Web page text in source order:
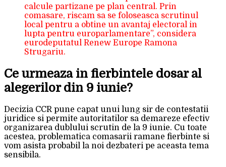
calcule partizane pe plan central. Prin
comasare, riscam sa se foloseasca scrutinul
local pentru a obtine un avantaj electoral in
lupta pentru europarlamentare”, considera
eurodeputatul Renew Europe Ramona
Strugariu.
Ce urmeaza in fierbintele dosar al
alegerilor din 9 iunie?
Decizia CCR pune capat unui lung sir de contestatii
juridice si permite autoritatilor sa demareze efectiv
organizarea dublului scrutin de la 9 iunie. Cu toate
acestea, problematica comasarii ramane fierbinte si
vom asista probabil la noi dezbateri pe aceasta tema
sensibila.